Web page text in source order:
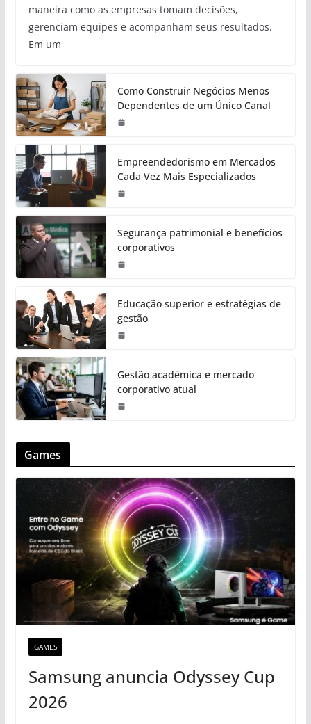
maneira como as empresas tomam decisões,
gerenciam equipes e acompanham seus resultados.
Em um
Como Construir Negócios Menos
Dependentes de um Único Canal
Empreendedorismo em Mercados
Cada Vez Mais Especializados
Segurança patrimonial e benefícios
corporativos
Educação superior e estratégias de
gestão
Gestão acadêmica e mercado
corporativo atual
Games
GAMES
Samsung anuncia Odyssey Cup
2026